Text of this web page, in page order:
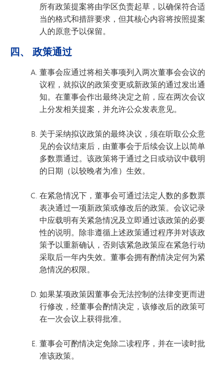
所有政策提案将由学区负责起草，以确保符合适
当的格式和措辞要求，但其核心内容将按照提案
人的原意予以保留。
四、 政策通过
董事会应通过将相关事项列入两次董事会会议的
议程，就拟议的政策变更或新政策的通过发出通
知。在董事会作出最终决定之前，应在两次会议
上分发相关提案，并允许公众发表意见。
关于采纳拟议政策的最终决议，须在听取公众意
见的会议结束后，由董事会于后续会议上以简单
多数票通过。该政策将于通过之日或动议中载明
的日期（以较晚者为准）生效。
在紧急情况下，董事会可通过法定人数的多数票
表决通过一项新政策或修改后的政策。会议记录
中应载明有关紧急情况及立即通过该政策的必要
性的说明。除非遵循上述政策通过程序并对该政
策予以重新确认，否则该紧急政策应在紧急行动
采取后一年内失效。董事会拥有酌情决定何为紧
急情况的权限。
如果某项政策因董事会无法控制的法律变更而进
行修改，经董事会酌情决定，该修改后的政策可
在一次会议上获得批准。
董事会可酌情决定免除二读程序，并在一读时批
准该政策。